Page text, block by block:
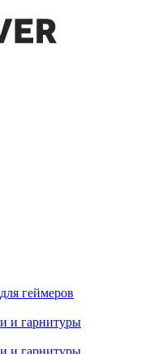
геймеров
и гарнитуры
и гарнитуры